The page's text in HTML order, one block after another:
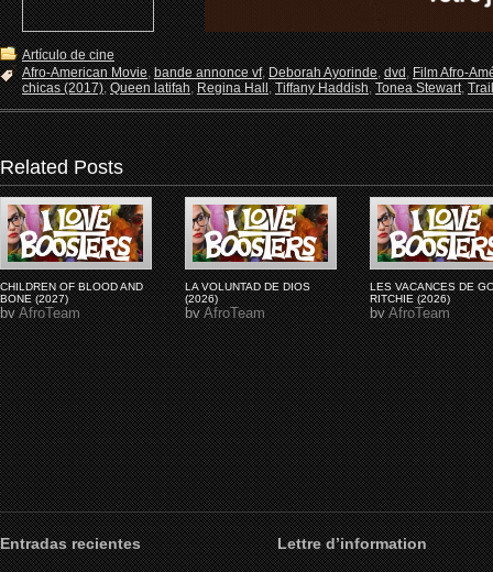
Artículo de cine
Afro-American Movie,bande annonce vf,Deborah Ayorinde,dvd,Film Afro-
chicas (2017),Queen latifah,Regina Hall,Tiffany Haddish,Tonea Stewart,
Related Posts
CHILDREN OF BLOOD AND
BONE (2027)
byAfroTeam
LA VOLUNTAD DE DIOS
(2026)
byAfroTeam
LES VACANCES DE
RITCHIE (2026)
byAfroTeam
Entradas recientes Lettre d’information